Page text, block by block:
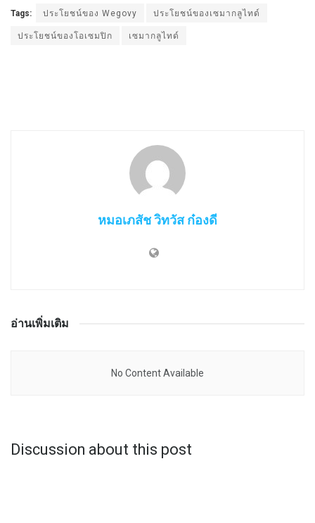
Tags: ประโยชน์ของ Wegovy ประโยชน์ของเซมากลูไทด์
ประโยชน์ของโอเซมปิก เซมากลูไทด์
หมอเภสัช วิทวัส ก๋องดี
อ่านเพิ่มเติม
No Content Available
Discussion about this post